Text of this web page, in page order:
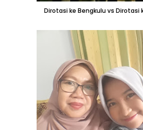
Dirotasi ke Bengkulu vs Dirotasi